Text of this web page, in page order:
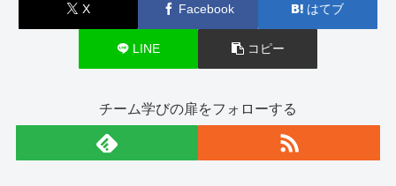
X Facebook はてブ
LINE コピー
チーム学びの扉をフォローする